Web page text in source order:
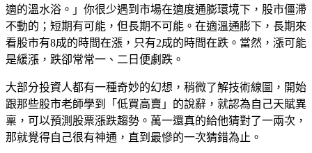
適的溫水浴。」你很少遇到市場在適度通膨環境下，股市僵滯
不動的；短期有可能，但長期不可能。在適溫通膨下，長期來
看股市有8成的時間在漲，只有2成的時間在跌。當然，漲可能
是緩漲，跌卻常常一、二日便劇跌。
大部分投資人都有一種奇妙的幻想，稍微了解技術線圖，開始
跟那些股市老師學到「低買高賣」的說辭，就認為自己天賦異
稟，可以預測股票漲跌趨勢。萬一還真的給他猜對了一兩次，
那就覺得自己很有神通，直到最慘的一次猜錯為止。